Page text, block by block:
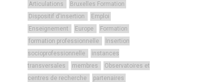
Articulations
Bruxelles Formation
Dispositif d'insertion
Emploi
Enseignement
Europe
Formation
formation professionnelle
Insertion
socioprofessionnelle
instances
transversales
membres
Observatoires et
centres de recherche
partenaires